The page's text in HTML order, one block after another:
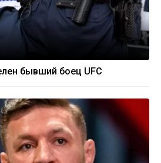
бывший боец UFC